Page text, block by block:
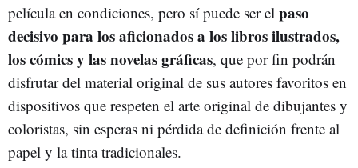
película en condiciones, pero sí puede ser el paso
decisivo para los aficionados a los libros ilustrados,
los cómics y las novelas gráficas, que por fin podrán
disfrutar del material original de sus autores favoritos en
dispositivos que respeten el arte original de dibujantes y
coloristas, sin esperas ni pérdida de definición frente al
papel y la tinta tradicionales.